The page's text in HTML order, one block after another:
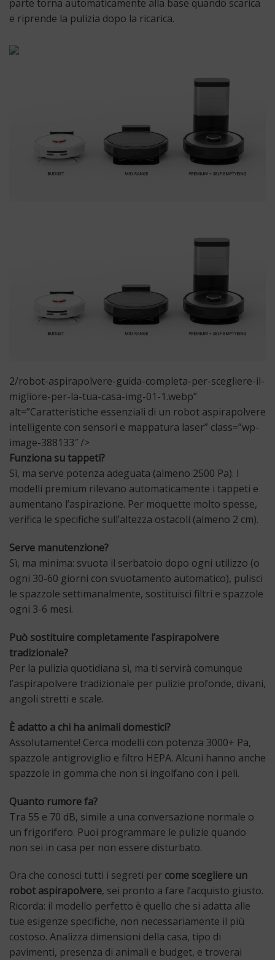
parte torna automaticamente alla base quando scarica
e riprende la pulizia dopo la ricarica.
2/robot-aspirapolvere-guida-completa-per-scegliere-il-
migliore-per-la-tua-casa-img-01-1.webp”
alt=”Caratteristiche essenziali di un robot aspirapolvere
intelligente con sensori e mappatura laser” class=”wp-
image-388133″ />
Funziona su tappeti?
Sì, ma serve potenza adeguata (almeno 2500 Pa). I
modelli premium rilevano automaticamente i tappeti e
aumentano l’aspirazione. Per moquette molto spesse,
verifica le specifiche sull’altezza ostacoli (almeno 2 cm).
Serve manutenzione?
Sì, ma minima: svuota il serbatoio dopo ogni utilizzo (o
ogni 30-60 giorni con svuotamento automatico), pulisci
le spazzole settimanalmente, sostituisci filtri e spazzole
ogni 3-6 mesi.
Può sostituire completamente l’aspirapolvere
tradizionale?
Per la pulizia quotidiana sì, ma ti servirà comunque
l’aspirapolvere tradizionale per pulizie profonde, divani,
angoli stretti e scale.
È adatto a chi ha animali domestici?
Assolutamente! Cerca modelli con potenza 3000+ Pa,
spazzole antigroviglio e filtro HEPA. Alcuni hanno anche
spazzole in gomma che non si ingolfano con i peli.
Quanto rumore fa?
Tra 55 e 70 dB, simile a una conversazione normale o
un frigorifero. Puoi programmare le pulizie quando
non sei in casa per non essere disturbato.
Ora che conosci tutti i segreti per come scegliere un
robot aspirapolvere, sei pronto a fare l’acquisto giusto.
Ricorda: il modello perfetto è quello che si adatta alle
tue esigenze specifiche, non necessariamente il più
costoso. Analizza dimensioni della casa, tipo di
pavimenti, presenza di animali e budget, e troverai